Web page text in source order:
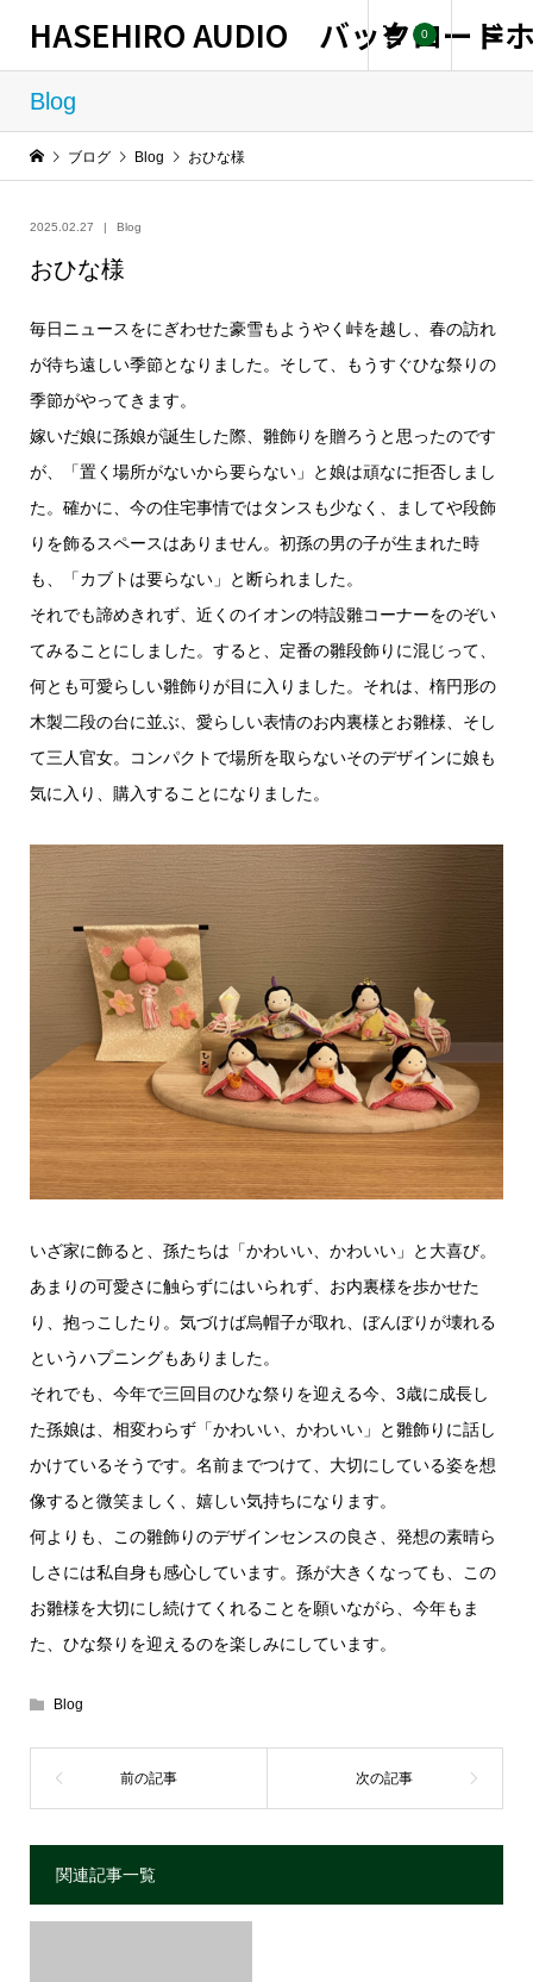
HASEHIRO AUDIO バックロード
0
Blog
ブログ Blog おひな様
2025.02.27 Blog
おひな様
毎日ニュースをにぎわせた豪雪もようやく峠を越し、春の訪れ
が待ち遠しい季節となりました。そして、もうすぐひな祭りの
季節がやってきます。
嫁いだ娘に孫娘が誕生した際、雛飾りを贈ろうと思ったのです
が、「置く場所がないから要らない」と娘は頑なに拒否しまし
た。確かに、今の住宅事情ではタンスも少なく、ましてや段飾
りを飾るスペースはありません。初孫の男の子が生まれた時
も、「カブトは要らない」と断られました。
それでも諦めきれず、近くのイオンの特設雛コーナーをのぞい
てみることにしました。すると、定番の雛段飾りに混じって、
何とも可愛らしい雛飾りが目に入りました。それは、楕円形の
木製二段の台に並ぶ、愛らしい表情のお内裏様とお雛様、そし
て三人官女。コンパクトで場所を取らないそのデザインに娘も
気に入り、購入することになりました。
いざ家に飾ると、孫たちは「かわいい、かわいい」と大喜び。
あまりの可愛さに触らずにはいられず、お内裏様を歩かせた
り、抱っこしたり。気づけば烏帽子が取れ、ぼんぼりが壊れる
というハプニングもありました。
それでも、今年で三回目のひな祭りを迎える今、3歳に成長し
た孫娘は、相変わらず「かわいい、かわいい」と雛飾りに話し
かけているそうです。名前までつけて、大切にしている姿を想
像すると微笑ましく、嬉しい気持ちになります。
何よりも、この雛飾りのデザインセンスの良さ、発想の素晴ら
しさには私自身も感心しています。孫が大きくなっても、この
お雛様を大切にし続けてくれることを願いながら、今年もま
た、ひな祭りを迎えるのを楽しみにしています。
Blog
関連記事一覧